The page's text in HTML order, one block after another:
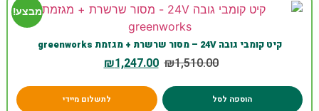
מבצע!
קיט קומבי גובה 24V – מסור שרשרת + מגזמת greenworks
₪1,510.00
₪1,247.00
הוספה לסל לתשלום מיידי